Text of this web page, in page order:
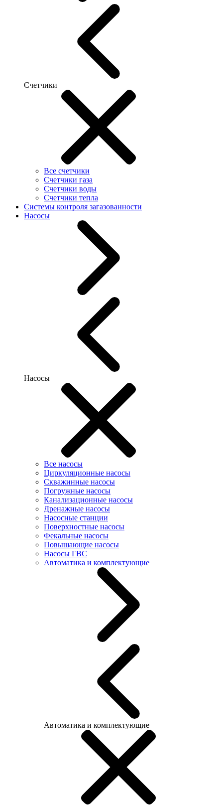
Счетчики
Все счетчики
Счетчики газа
Счетчики воды
Счетчики тепла
Системы контроля загазованности
Насосы
Насосы
Все насосы
Циркуляционные насосы
Скважинные насосы
Погружные насосы
Канализационные насосы
Дренажные насосы
Насосные станции
Поверхностные насосы
Фекальные насосы
Повышающие насосы
Насосы ГВС
Автоматика и комплектующие
Автоматика и комплектующие